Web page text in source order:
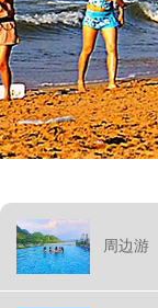
周边游